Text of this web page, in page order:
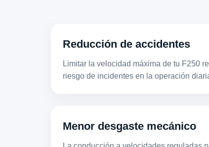
Reducción de accidentes
Limitar la velocidad máxima de tu F250
riesgo de incidentes en la operación
Menor desgaste mecánico